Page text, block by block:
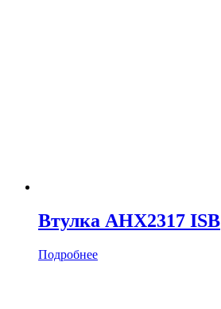
Втулка AHX2317 ISB
Подробнее